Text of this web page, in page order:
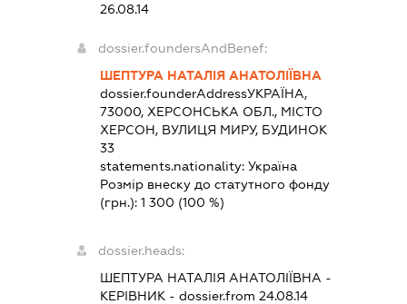
26.08.14
dossier.foundersAndBenef:
ШЕПТУРА НАТАЛІЯ АНАТОЛІЇВНА
dossier.founderAddressУКРАЇНА,
73000, ХЕРСОНСЬКА ОБЛ., МІСТО
ХЕРСОН, ВУЛИЦЯ МИРУ, БУДИНОК
33
statements.nationality: Україна
Розмір внеску до статутного фонду
(грн.): 1 300 (100 %)
dossier.heads:
ШЕПТУРА НАТАЛІЯ АНАТОЛІЇВНА -
КЕРІВНИК - dossier.from 24.08.14